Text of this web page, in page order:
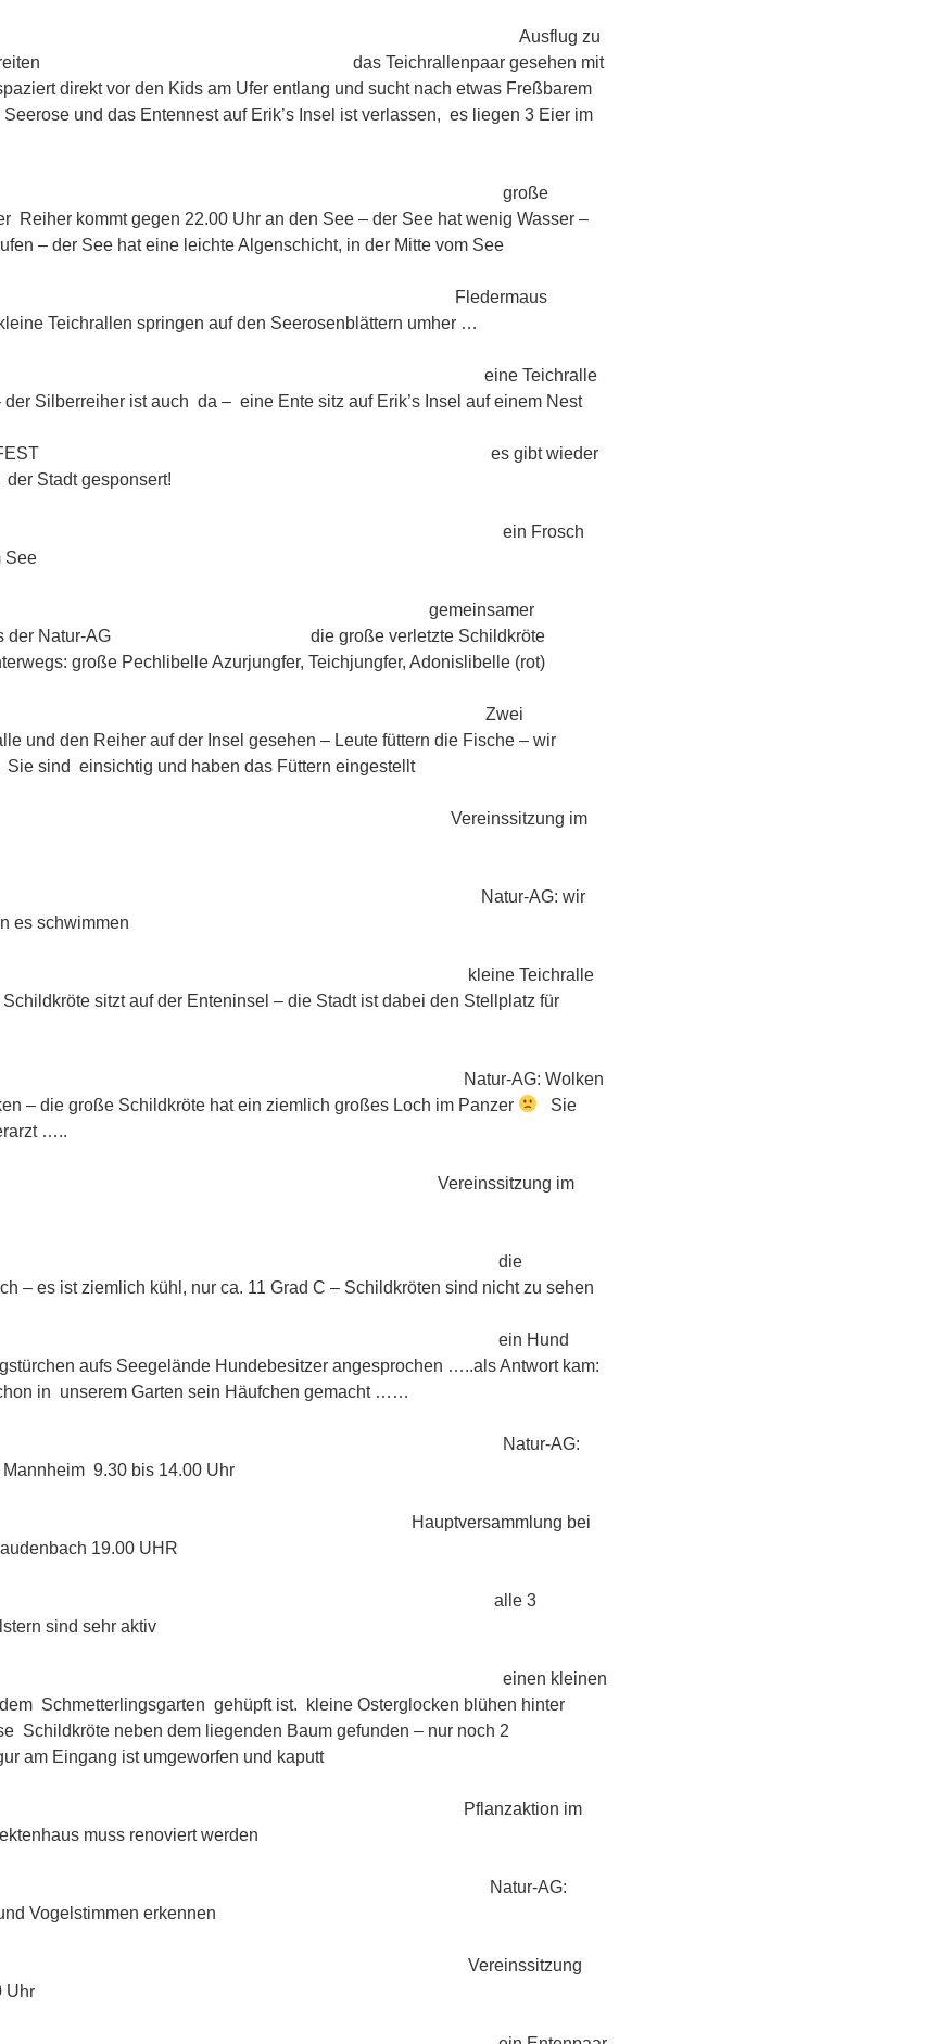
Ausflug zu
vorbereiten das Teichrallenpaar gesehen mit
direkt vor den Kids am Ufer entlang und sucht nach etwas Freßbarem
und das Entennest auf Erik’s Insel ist verlassen, es liegen 3 Eier im
große
Reiher kommt gegen 22.00 Uhr an den See – der See hat wenig Wasser –
– der See hat eine leichte Algenschicht, in der Mitte vom See
Fledermaus
Teichrallen springen auf den Seerosenblättern umher …
eine Teichralle
der Silberreiher ist auch da – eine Ente sitz auf Erik’s Insel auf einem Nest
SEEROSENFEST es gibt wieder
Stadt gesponsert!
ein Frosch
See
gemeinsamer
Kids der Natur-AG die große verletzte Schildkröte
große Pechlibelle Azurjungfer, Teichjungfer, Adonislibelle (rot)
Zwei
und den Reiher auf der Insel gesehen – Leute füttern die Fische – wir
Sie sind einsichtig und haben das Füttern eingestellt
Vereinssitzung im
Natur-AG: wir
es schwimmen
kleine Teichralle
sitzt auf der Enteninsel – die Stadt ist dabei den Stellplatz für
Natur-AG: Wolken
– die große Schildkröte hat ein ziemlich großes Loch im Panzer
Sie
…..
Vereinssitzung im
die
– es ist ziemlich kühl, nur ca. 11 Grad C – Schildkröten sind nicht zu sehen
ein Hund
aufs Seegelände Hundebesitzer angesprochen …..als Antwort kam:
in unserem Garten sein Häufchen gemacht ……
Natur-AG:
9.30 bis 14.00 Uhr
Hauptversammlung bei
19.00 UHR
alle 3
sind sehr aktiv
einen kleinen
Schmetterlingsgarten gehüpft ist. kleine Osterglocken blühen hinter
Schildkröte neben dem liegenden Baum gefunden – nur noch 2
am Eingang ist umgeworfen und kaputt
Pflanzaktion im
muss renoviert werden
Natur-AG:
Vogelstimmen erkennen
Vereinssitzung
Uhr